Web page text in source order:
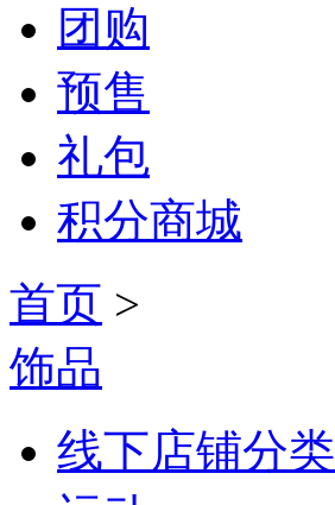
团购
预售
礼包
积分商城
首页 >
饰品
线下店铺分类